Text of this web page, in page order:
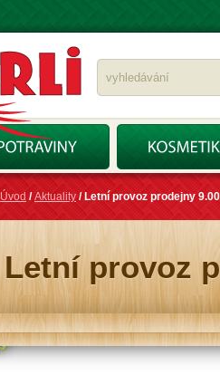
Úvod /Aktuality / Letní provoz prodejny
Letní provoz